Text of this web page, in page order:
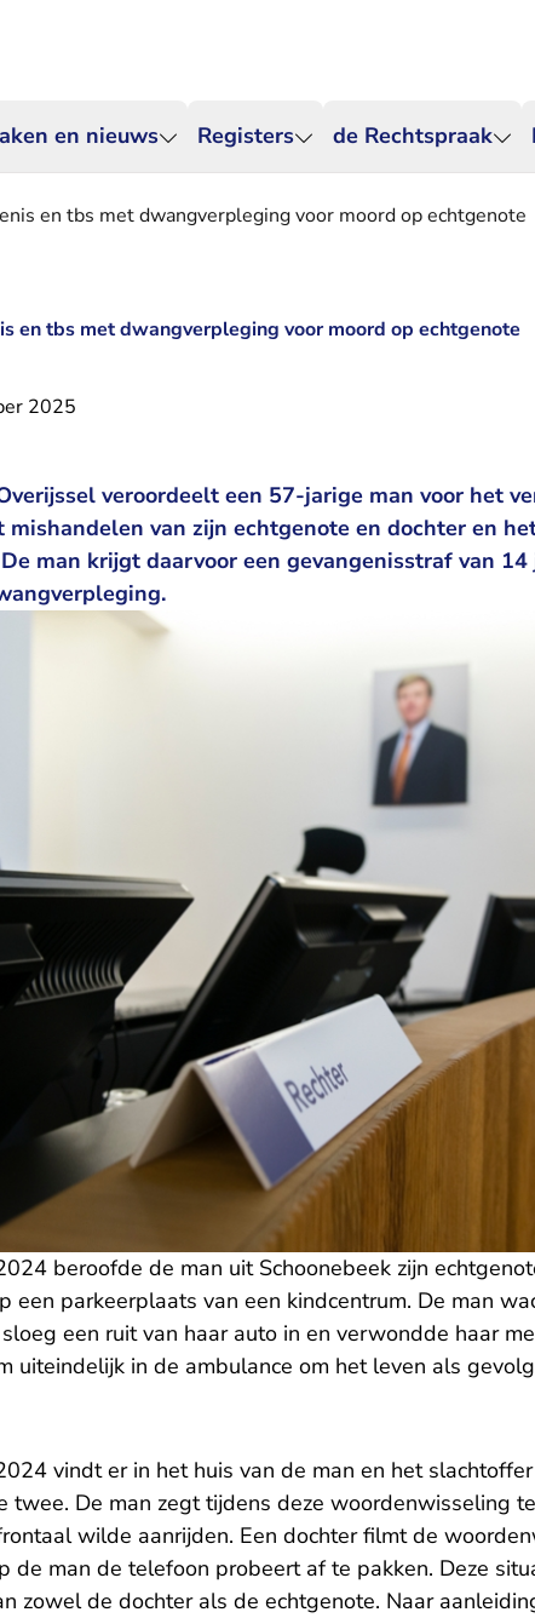
en nieuws Registers de Rechtspraak
en tbs met dwangverpleging voor moord op echtgenote
en tbs met dwangverpleging voor moord op echtgenote
2025
veroordeelt een 57-jarige man voor het
mishandelen van zijn echtgenote en dochter en
man krijgt daarvoor een gevangenisstraf van
beroofde de man uit Schoonebeek zijn
een parkeerplaats van een kindcentrum. De man
een ruit van haar auto in en verwondde haar
uiteindelijk in de ambulance om het leven als
vindt er in het huis van de man en het
twee. De man zegt tijdens deze woordenwisseling
wilde aanrijden. Een dochter filmt de
de man de telefoon probeert af te pakken. Deze
zowel de dochter als de echtgenote. Naar